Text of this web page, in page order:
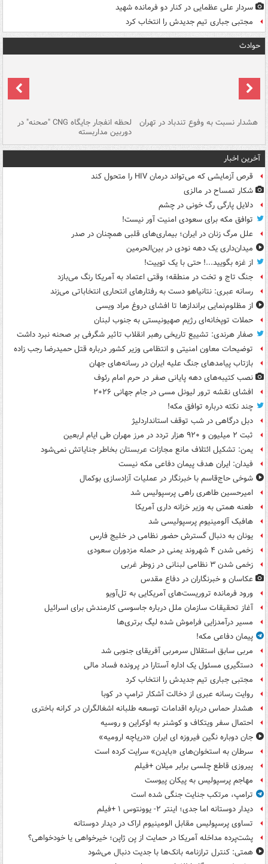
سردار علی عظمایی در کنار دو فرمانده شهید
مجتبی جباری تیم جدیدش را انتخاب کرد
حوادث
هشدار نسبت به وفوع تندباد در تهران لحظه انفجار جایگاه CNG "صحنه" در
دوربین مداربسته
آخرین اخبار
قرص آزمایشی که می‌تواند درمان HIV را متحول کند
شکار تمساح در مالزی
دلایل پارگی رگ خونی در چشم
توافق مکه برای سعودی امنیت آور نیست!
علل مرگ زنان در ایران؛ بیماری‌های قلبی همچنان در صدر
میدان‌داری یک دهه نودی در بین‌الحرمین
از غزه بگویید...! حتی با یک توییت!
جنگ تاج و تخت در منطقه؛ وقتی اعتماد به آمریکا رنگ می‌بازد
رسانه عبری: نتانیاهو دست به رفتارهای انتحاری انتخاباتی می‌زند
از مظلوم‌نمایی براندازها تا افشای دروغ مراد ویسی
حملات توپخانه‌ای رژیم صهیونیستی به جنوب لبنان
صفار هرندی: تشییع تاریخی رهبر انقلاب تاثیر شگرفی بر صحنه نبرد داشت
توضیحات معاون امنیتی و انتظامی وزیر کشور درباره قتل حمیدرضا رجب زاده
بازتاب پیامدهای جنگ علیه ایران در رسانه‌های جهان
نصب کتیبه‌های دهه پایانی صفر در حرم امام رئوف
افشای نقشه ترور لیونل مسی در جام جهانی ۲۰۲۶
چند نکته درباره توافق مکه!
دبل درگاهی در شب توقف استانداردلیژ
ثبت ۲ میلیون و ۹۲۰ هزار تردد در مرز مهران طی ایام اربعین
یمن: تشکیل ائتلاف مانع مجازات عربستان بخاطر جنایاتش نمی‌شود
فیدان: ایران هدف پیمان دفاعی مکه نیست
شوخی حاج‌قاسم با خبرنگار در عملیات آزادسازی بوکمال
امیرحسین طاهری راهی پرسپولیس شد
طعنه همتی به وزیر خزانه داری آمریکا
هافبک آلومینیوم پرسپولیسی شد
یونان به دنبال گسترش حضور نظامی در خلیج فارس
زخمی شدن ۴ شهروند یمنی در حمله مزدوران سعودی
زخمی شدن ۳ نظامی لبنانی در زوطر غربی
عکاسان و خبرنگاران در دفاع مقدس
ورود فرمانده تروریست‌های آمریکایی به تل‌آویو
آغاز تحقیقات سازمان ملل درباره جاسوسی کارمندش برای اسرائیل
مسیر درآمدزایی فراموش شده لیگ برتری‌ها
پیمان دفاعی مکه!
مربی سابق استقلال سرمربی آفریقای جنوبی شد
دستگیری مسئول یک اداره آستارا در پرونده فساد مالی
مجتبی جباری تیم جدیدش را انتخاب کرد
روایت رسانه عبری از دخالت آشکار ترامپ در کوبا
هشدار حماس درباره اقدامات توسعه طلبانه اشغالگران در کرانه باختری
احتمال سفر ویتکاف و کوشنر به اوکراین و روسیه
جان دوباره نگین فیروزه ای ایران «دریاچه ارومیه»
سرطان به استخوان‌های «بایدن» سرایت کرده است
پیروزی قاطع چلسی برابر میلان +فیلم
مهاجم پرسپولیس به پیکان پیوست
ترامپ، مرتکب جنایت جنگی شده است
دیدار دوستانه اما جدی؛ اینتر ۲- یوونتوس ۱ +فیلم
تساوی پرسپولیس مقابل الومینیوم اراک در دیدار دوستانه
پشت‌پرده مداخله آمریکا در حمایت از یِن ژاپن؛ خیرخواهی یا خودخواهی؟
همتی: کنترل ترازنامه بانک‌ها با جدیت دنبال می‌شود